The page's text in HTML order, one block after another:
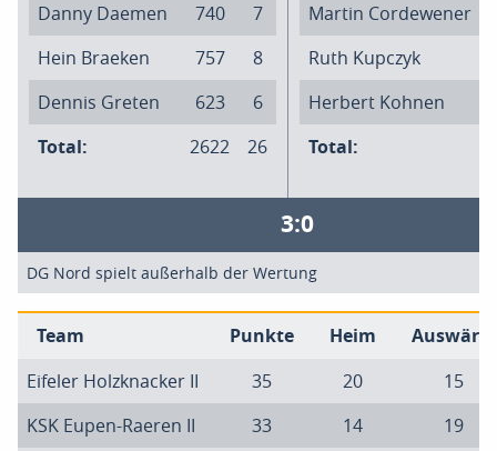
Danny Daemen
740
7
Hein Braeken
757
8
Dennis Greten
623
6
Total:
2622 26
Martin Cordewener
Ruth Kupczyk
Herbert Kohnen
Total:
3:0
DG Nord spielt außerhalb der Wertung
Team Punkte Heim
Auswärts
Eifeler Holzknacker II
35 20
15
KSK Eupen-Raeren II
33 14
19